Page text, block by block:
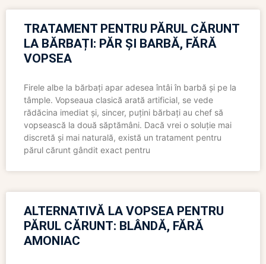
TRATAMENT PENTRU PĂRUL CĂRUNT
LA BĂRBAȚI: PĂR ȘI BARBĂ, FĂRĂ
VOPSEA
Firele albe la bărbați apar adesea întâi în barbă și pe la
tâmple. Vopseaua clasică arată artificial, se vede
rădăcina imediat și, sincer, puțini bărbați au chef să
vopsească la două săptămâni. Dacă vrei o soluție mai
discretă și mai naturală, există un tratament pentru
părul cărunt gândit exact pentru
ALTERNATIVĂ LA VOPSEA PENTRU
PĂRUL CĂRUNT: BLÂNDĂ, FĂRĂ
AMONIAC